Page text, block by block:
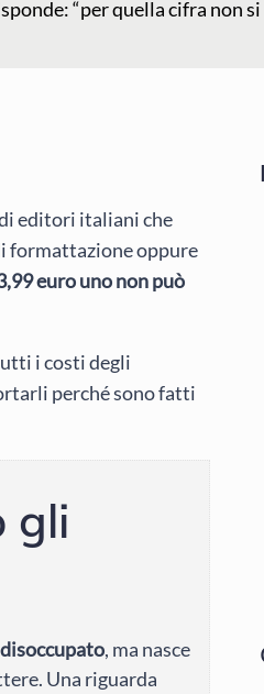
“per quella cifra non
editori italiani che
formattazione oppure
euro uno non può
i costi degli
perché sono fatti
gli
, ma nasce
Una riguarda